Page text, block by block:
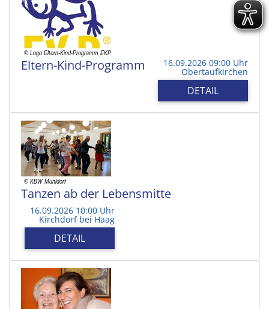
Eltern-Kind-Programm 16.09.2026 09:00 Uhr
Obertaufkirchen
DETAIL
Tanzen ab der Lebensmitte
16.09.2026 10:00 Uhr
Kirchdorf bei Haag
DETAIL